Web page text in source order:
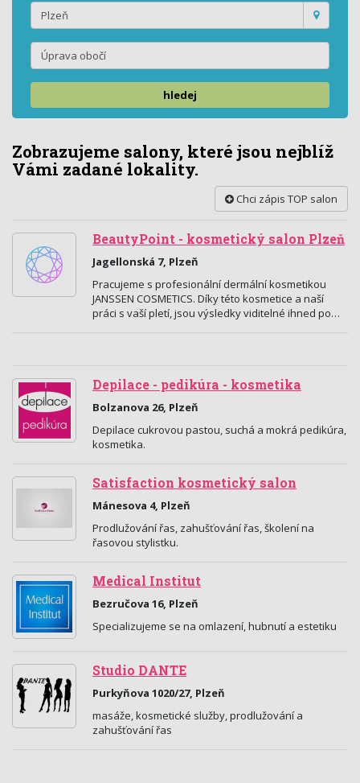
hledej
Zobrazujeme salony, které jsou nejblíž
Vámi zadané lokality.
Chci zápis TOP salon
BeautyPoint - kosmetický salon Plzeň
Jagellonská 7, Plzeň
Pracujeme s profesionální dermální kosmetikou
JANSSEN COSMETICS. Díky této kosmetice a naší
práci s vaší pletí, jsou výsledky viditelné ihned po…
Depilace - pedikúra - kosmetika
Bolzanova 26, Plzeň
Depilace cukrovou pastou, suchá a mokrá pedikúra,
kosmetika.
Satisfaction kosmetický salon
Mánesova 4, Plzeň
Prodlužování řas, zahušťování řas, školení na
řasovou stylistku.
Medical Institut
Bezručova 16, Plzeň
Specializujeme se na omlazení, hubnutí a estetiku
Studio DANTE
Purkyňova 1020/27, Plzeň
masáže, kosmetické služby, prodlužování a
zahušťování řas